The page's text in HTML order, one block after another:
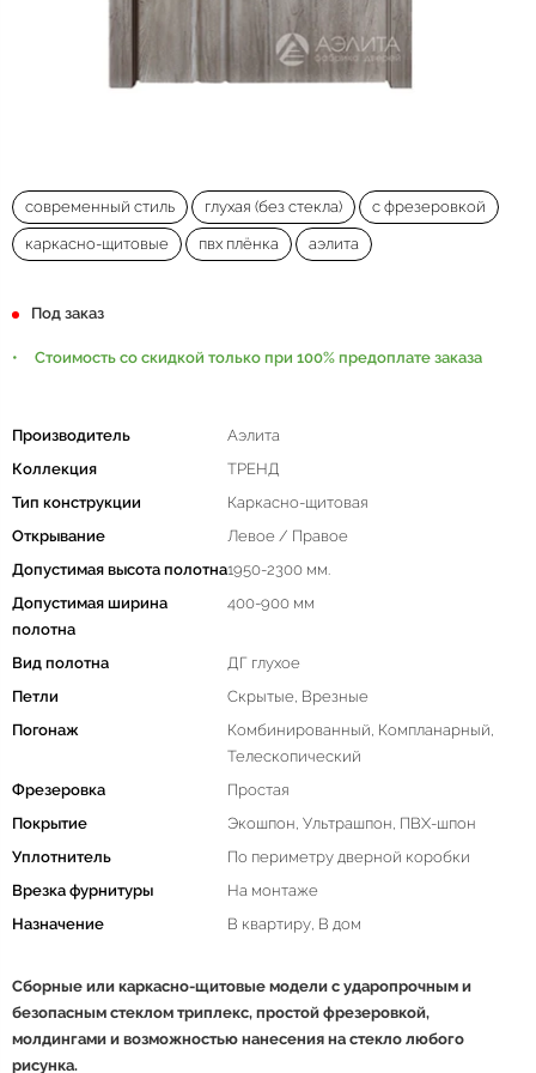
современный стиль глухая (без стекла) с фрезеровкой
каркасно-щитовые пвх плёнка аэлита
Под заказ
Стоимость со скидкой только при 100% предоплате заказа
Производитель
Аэлита
Коллекция
ТРЕНД
Тип конструкции
Каркасно-щитовая
Открывание
Левое / Правое
Допустимая высота полотна1950-2300 мм.
Допустимая ширина
полотна
400-900 мм
Вид полотна
ДГ глухое
Петли
Скрытые, Врезные
Погонаж
Комбинированный, Компланарный,
Телескопический
Фрезеровка
Простая
Покрытие
Экошпон, Ультрашпон, ПВХ-шпон
Уплотнитель
По периметру дверной коробки
Врезка фурнитуры
На монтаже
Назначение
В квартиру, В дом
Сборные или каркасно-щитовые модели с ударопрочным и
безопасным стеклом триплекс, простой фрезеровкой,
молдингами и возможностью нанесения на стекло любого
рисунка.